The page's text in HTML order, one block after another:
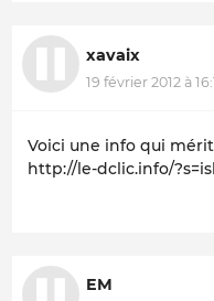
xavaix
19 février 2012 à
Voici une info qui
http://le-dclic.info/
EM